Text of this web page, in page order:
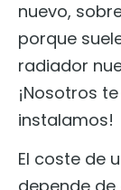
nuevo,
porque
radiador
¡Nosotros
instalamos!
El coste de